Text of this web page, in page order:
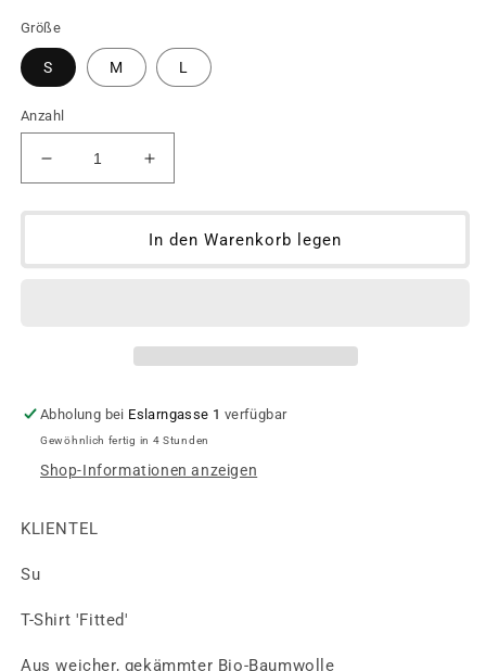
Größe
S M L
Anzahl
Verringere
die
Menge
Su
Erhöhe
die
Menge
für
Su
Graphik
Design
In den Warenkorb legen
Abholung bei Eslarngasse 1 verfügbar
Gewöhnlich fertig in 4 Stunden
Shop-Informationen anzeigen
KLIENTEL
Su
T-Shirt 'Fitted'
Aus weicher, gekämmter Bio-Baumwolle